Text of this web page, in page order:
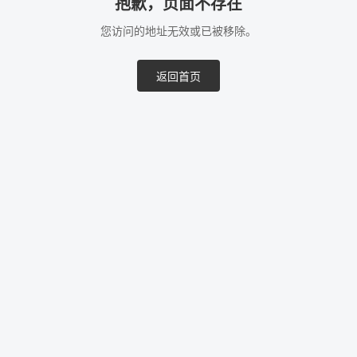
抱歉，页面不存在
您访问的地址无效或已被移除。
返回首页